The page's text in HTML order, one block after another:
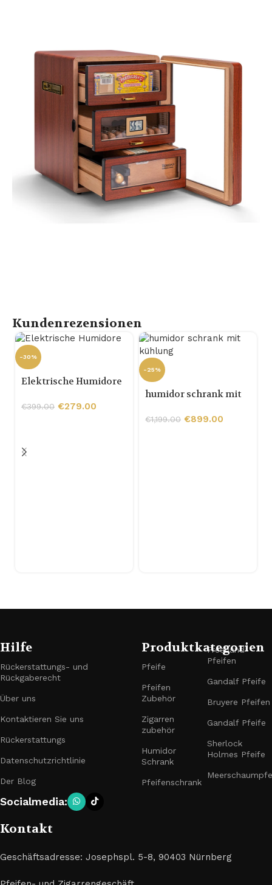
Kundenrezensionen
-30%
Elektrische Humidore
€399.00 €279.00
-25%
humidor schrank mit
€1,199.00 €899.00
Hilfe
Rückerstattungs- und
Rückgaberecht
Über uns
Kontaktieren Sie uns
Rückerstattungs
Datenschutzrichtlinie
Der Blog
Produktkategorien
Pfeife
Pfeifen
Zubehör
Zigarren
zubehör
Humidor
Schrank
Pfeifenschrank
Freehand-
Pfeifen
Gandalf Pfeife
Bruyere Pfeifen
Gandalf Pfeife
Sherlock
Holmes Pfeife
Socialmedia:
Kontakt
Geschäftsadresse: Josephspl. 5-8, 90403 Nürnberg